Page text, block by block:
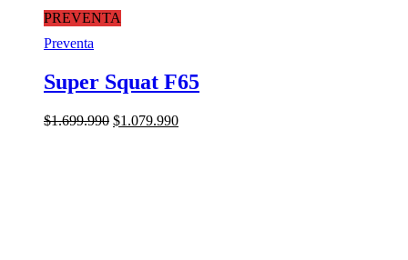
PREVENTA
Preventa
Super Squat F65
$1.699.990 El
$1.079.990El